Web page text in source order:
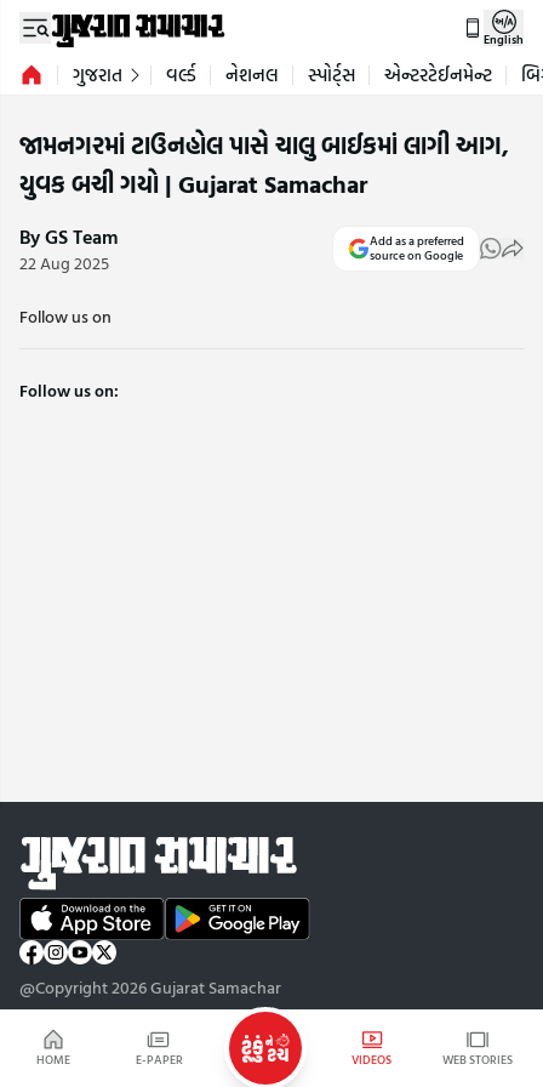
HOME E-PAPER VIDEOS WEB STORIES
English
ગુજરાત વર્લ્ડ નેશનલ સ્પોર્ટ્સ એન્ટરટેઈનમેન્ટ
જામનગરમાં ટાઉનહોલ પાસે ચાલુ બાઈકમાં લાગી આગ,
યુવક બચી ગયો | Gujarat Samachar
By GS Team
22 Aug 2025
Add as a preferred
source on Google
Follow us on
Follow us on:
@Copyright 2026 Gujarat Samachar